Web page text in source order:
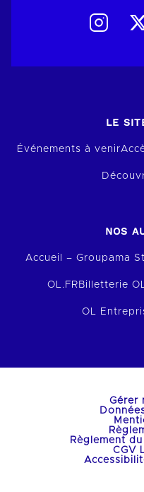
LE
Événements à venir
NOS
Accueil – Groupama
OL.FR Billetterie
OL
Gérer
Règlement
CGV